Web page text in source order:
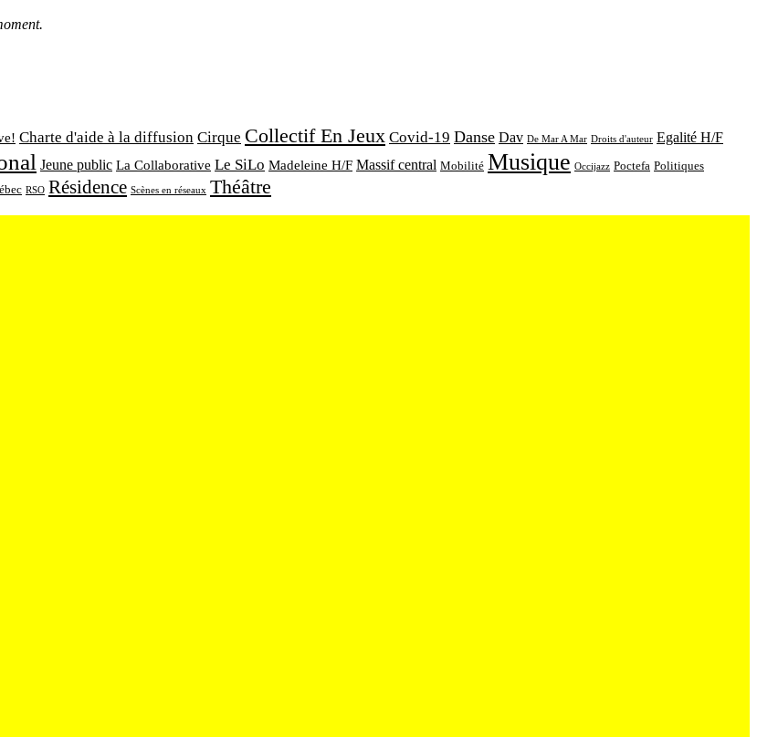
Charte d'aide à la diffusion Cirque Collectif En Jeux Covid-19 Danse Dav De Mar A Mar Droits d'auteur Egalité H/F
Jeune public La Collaborative Le SiLo Madeleine H/F Massif central Mobilité Musique Occijazz Poctefa Politiques
RSO Résidence Scènes en réseaux Théâtre